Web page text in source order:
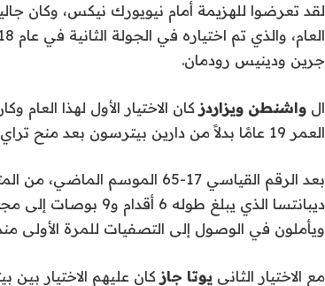
لقد تعرضوا للهزيمة أمام نيويورك نيكس، وكان
جرين ودينيس رودمان.
ال واشنطن ويزاردز
العمر 19 عامًا بدلاً من دارين بيترسون بعد منح تراي يونج تمديد العقد.
بعد الرقم القياسي 17-65
ديبانتسا الذي يبلغ
ويأملون في الوصول إلى التصفيات للمرة الأولى منذ 2020-
مع الاختيار الثاني يوتا جاز كان عليهم الاختيار